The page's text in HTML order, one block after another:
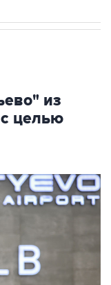
из
с целью